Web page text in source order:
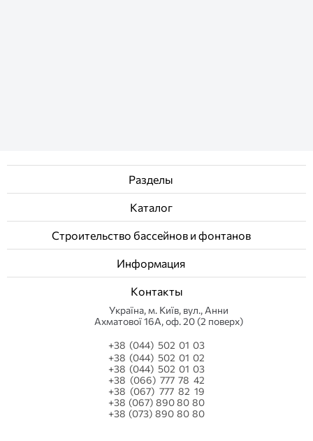
Разделы
Каталог
Строительство бассейнов и фонтанов
Информация
Контакты
Українa, м. Київ, вул., Анни
Ахматової 16А, оф. 20 (2 поверх)
+38 (044) 502 01 03
+38 (044) 502 01 02
+38 (044) 502 01 03
+38 (066) 777 78 42
+38 (067) 777 82 19
+38 (067) 890 80 80
+38 (073) 890 80 80